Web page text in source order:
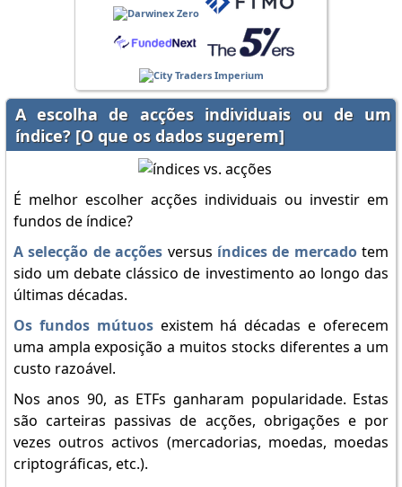
A escolha de acções individuais ou de um
índice? [O que os dados sugerem]
É melhor escolher acções individuais ou investir em
fundos de índice?
A selecção de acções versus índices de mercadotem
sido um debate clássico de investimento ao longo das
últimas décadas.
Os fundos mútuosexistem há décadas e oferecem
uma ampla exposição a muitos stocks diferentes a um
custo razoável.
Nos anos 90, as ETFs ganharam popularidade. Estas
são carteiras passivas de acções, obrigações e por
vezes outros activos (mercadorias, moedas, moedas
criptográficas, etc.).